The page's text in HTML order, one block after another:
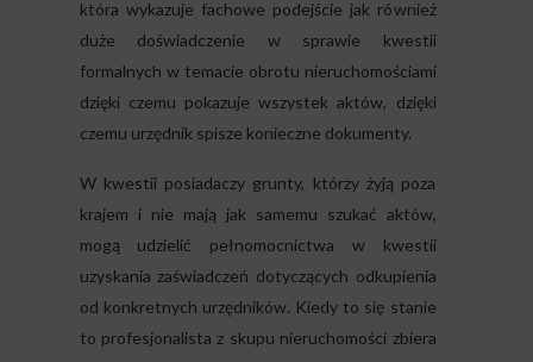
która wykazuje fachowe podejście jak również
duże doświadczenie w sprawie kwestii
formalnych w temacie obrotu nieruchomościami
dzięki czemu pokazuje wszystek aktów, dzięki
czemu urzędnik spisze konieczne dokumenty.
W kwestii posiadaczy grunty, którzy żyją poza
krajem i nie mają jak samemu szukać aktów,
mogą udzielić pełnomocnictwa w kwestii
uzyskania zaświadczeń dotyczących odkupienia
od konkretnych urzędników. Kiedy to się stanie
to profesjonalista z skupu nieruchomości zbiera